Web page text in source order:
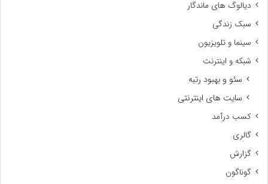
دیالوگ های ماندگار
سبک زندگی
سینما و تلویزیون
شبکه و اینترنت
سئو و بهبود رتبه
سایت های اینترنتی
کسب درآمد
گالری
گزارش
گوناگون